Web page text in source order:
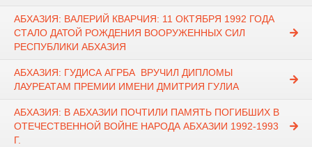
АБХАЗИЯ: ВАЛЕРИЙ КВАРЧИЯ: 11 ОКТЯБРЯ 1992 ГОДА
СТАЛО ДАТОЙ РОЖДЕНИЯ ВООРУЖЕННЫХ СИЛ
РЕСПУБЛИКИ АБХАЗИЯ
АБХАЗИЯ: ГУДИСА АГРБА ВРУЧИЛ ДИПЛОМЫ
ЛАУРЕАТАМ ПРЕМИИ ИМЕНИ ДМИТРИЯ ГУЛИА
АБХАЗИЯ: В АБХАЗИИ ПОЧТИЛИ ПАМЯТЬ ПОГИБШИХ В
ОТЕЧЕСТВЕННОЙ ВОЙНЕ НАРОДА АБХАЗИИ 1992-1993
Г.